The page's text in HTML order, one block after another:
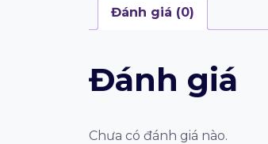
Đánh giá (0)
Đánh giá
Chưa có đánh giá nào.